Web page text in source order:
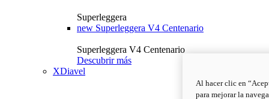
Superleggera
new Superleggera V4 Centenario
Superleggera V4 Centenario
Descubrir más
XDiavel
Al hacer clic en
para mejorar la